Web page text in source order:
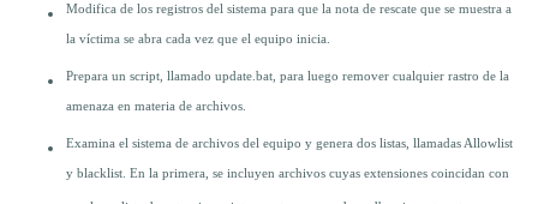
Modifica de los registros del sistema para que la nota de rescate que se muestra a
la víctima se abra cada vez que el equipo inicia.
Prepara un script, llamado update.bat, para luego remover cualquier rastro de la
amenaza en materia de archivos.
Examina el sistema de archivos del equipo y genera dos listas, llamadas Allowlist
y blacklist. En la primera, se incluyen archivos cuyas extensiones coincidan con